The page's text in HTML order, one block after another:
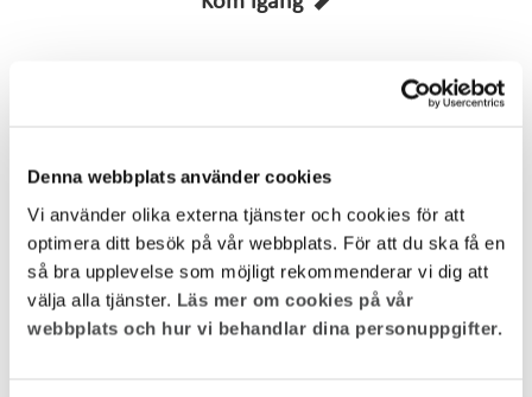
Denna webbplats använder cookies
Vi använder olika externa tjänster och cookies för att
optimera ditt besök på vår webbplats. För att du ska få en
så bra upplevelse som möjligt rekommenderar vi dig att
välja alla tjänster. Läs mer om cookies på vår
webbplats och hur vi behandlar dina personuppgifter.